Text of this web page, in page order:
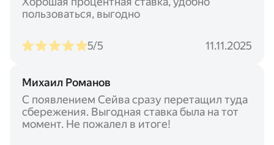
пользоваться, выгодно
5/5 11.11.2025
Михаил Романов
С появлением Сейва сразу перетащил туда
сбережения. Выгодная ставка была на тот
момент. Не пожалел в итоге!